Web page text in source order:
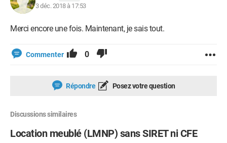
3 déc. 2018 à 17:53
Merci encore une fois. Maintenant, je sais tout.
Commenter 0
Répondre Posez votre question
Discussions similaires
Location meublé (LMNP) sans SIRET ni CFE